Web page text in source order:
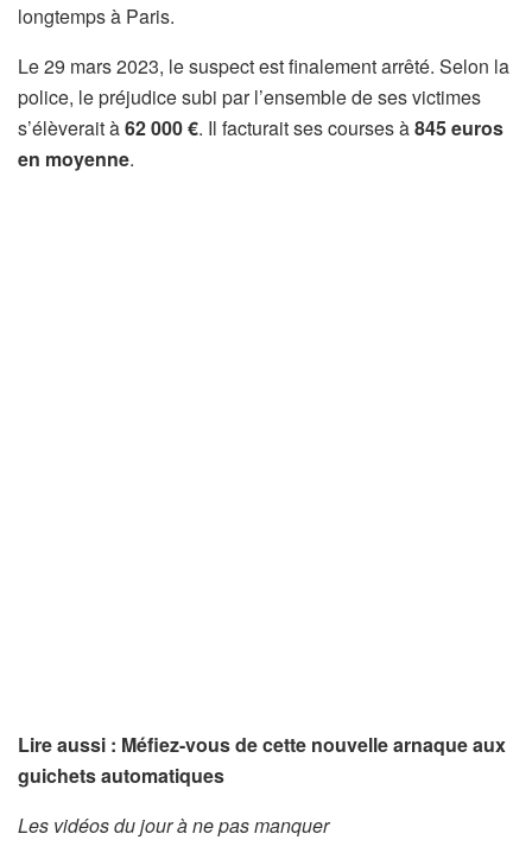
longtemps à Paris.
Le 29 mars 2023, le suspect est finalement arrêté. Selon la
police, le préjudice subi par l’ensemble de ses victimes
s’élèverait à62 000 €. Il facturait ses courses à845 euros
en moyenne.
Lire aussi : Méfiez-vous de cette nouvelle arnaque aux
guichets automatiques
Les vidéos du jour à ne pas manquer